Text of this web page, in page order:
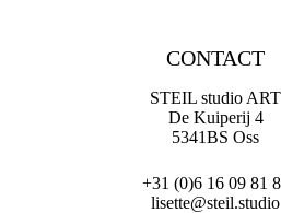
CONTACT
STEIL studio ART
De Kuiperij 4
5341BS Oss
+31 (0)6 16 09 81
lisette@steil.studio